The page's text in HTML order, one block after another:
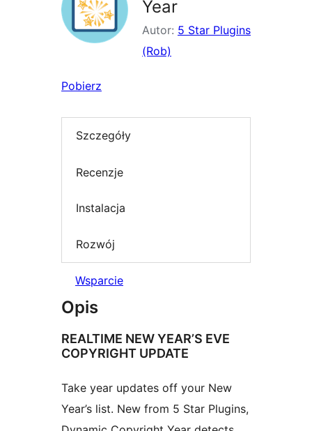
Year
Autor: 5 Star Plugins
(Rob)
Pobierz
Szczegóły
Recenzje
Instalacja
Rozwój
Wsparcie
Opis
REALTIME NEW YEAR’S EVE
COPYRIGHT UPDATE
Take year updates off your New
Year’s list. New from 5 Star Plugins,